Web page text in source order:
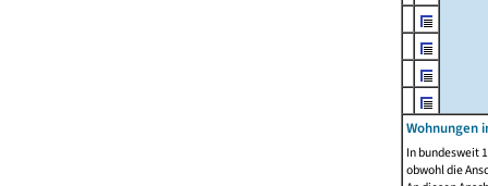
Wohnungen
In bundesweit
obwohl die